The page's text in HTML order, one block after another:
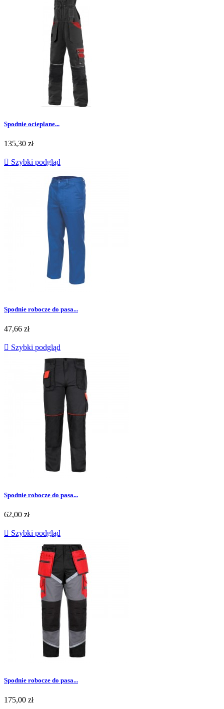
Spodnie ocieplane...
Cena
135,30 zł
 Szybki podgląd
Spodnie robocze do pasa...
Cena
47,66 zł
 Szybki podgląd
Spodnie robocze do pasa...
Cena
62,00 zł
 Szybki podgląd
Spodnie robocze do pasa...
Cena
175,00 zł